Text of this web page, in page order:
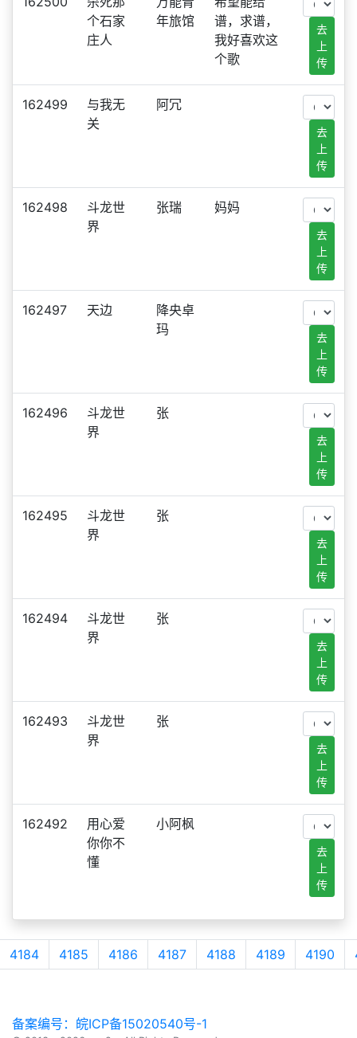
个石家
庄人
年旅馆
谱，求谱，
我好喜欢这
个歌
去
上
传
162499
与我无
关
阿冗
去
上
传
162498
斗龙世
界
张瑞 妈妈
去
上
传
162497 天边
降央卓
玛
去
上
传
162496
斗龙世
界
张
去
上
传
162495
斗龙世
界
张
去
上
传
162494
斗龙世
界
张
去
上
传
162493
斗龙世
界
张
去
上
传
162492
用心爱
你你不
懂
小阿枫
去
上
传
4184 4185 4186 4187 4188 4189 4190
备案编号：皖ICP备15020540号-1